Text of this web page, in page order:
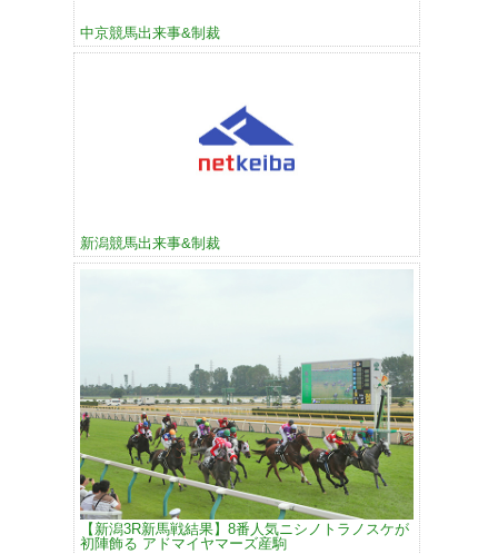
中京競馬出来事&制裁
新潟競馬出来事&制裁
【新潟3R新馬戦結果】8番人気ニシノトラノスケが
初陣飾る アドマイヤマーズ産駒